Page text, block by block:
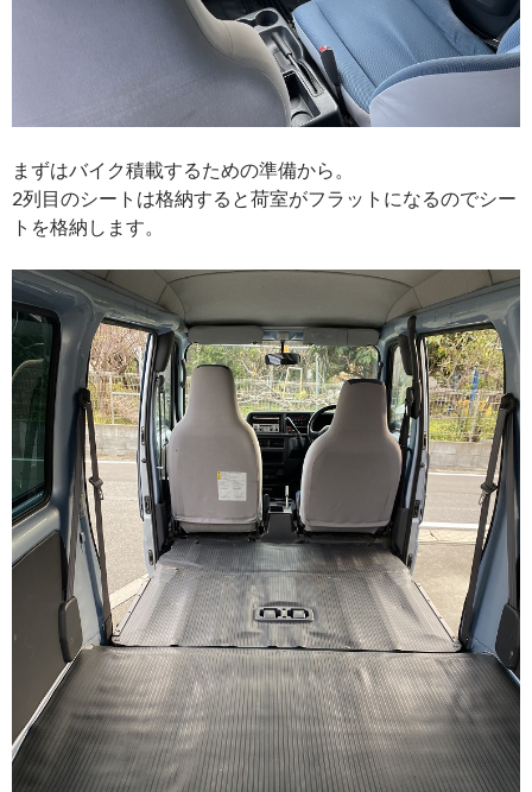
まずはバイク積載するための準備から。
2列目のシートは格納すると荷室がフラットになるのでシー
トを格納します。